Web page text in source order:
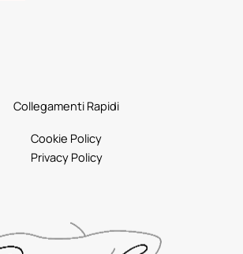
Collegamenti Rapidi
Cookie Policy
Privacy Policy